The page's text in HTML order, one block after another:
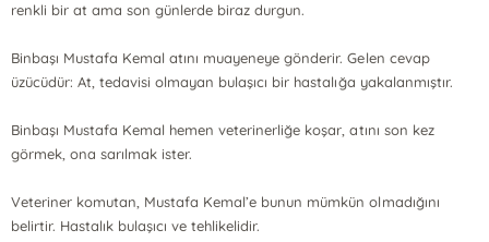
renkli bir at ama son günlerde biraz durgun.
Binbaşı Mustafa Kemal atını muayeneye gönderir. Gelen cevap
üzücüdür: At, tedavisi olmayan bulaşıcı bir hastalığa yakalanmıştır.
Binbaşı Mustafa Kemal hemen veterinerliğe koşar, atını son kez
görmek, ona sarılmak ister.
Veteriner komutan, Mustafa Kemal’e bunun mümkün olmadığını
belirtir. Hastalık bulaşıcı ve tehlikelidir.